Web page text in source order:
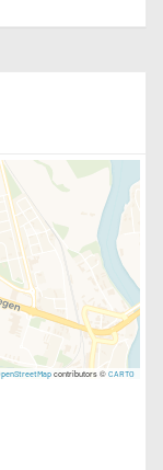
contributors © CARTO